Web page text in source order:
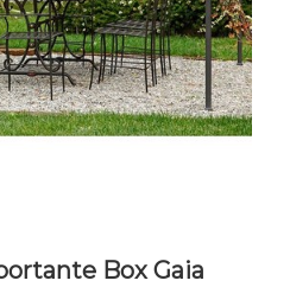
Box Gaia